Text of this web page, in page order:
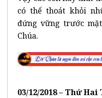
có thể thoát khỏi
đứng vững trước
Chúa.
03/12/2018 – ThứHai